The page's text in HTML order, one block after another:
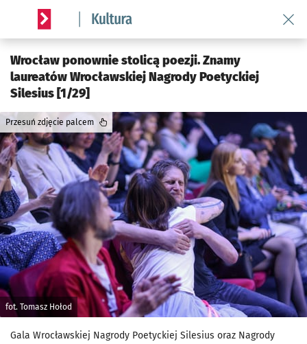
Serwis informacyjny wroclaw.pl podserwis: Kultura
Wrocław ponownie stolicą poezji. Znamy
laureatów Wrocławskiej Nagrody Poetyckiej
Silesius [1/29]
fot. Tomasz Hołod
Przesuń zdjęcie palcem
Gala Wrocławskiej Nagrody Poetyckiej Silesius oraz Nagrody